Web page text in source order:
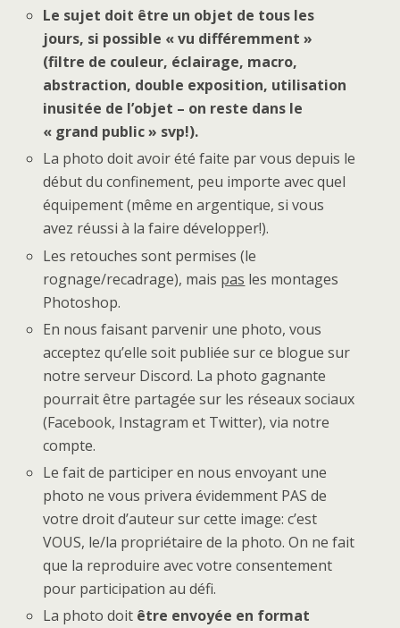
Le sujet doit être un objet de tous les
jours, si possible « vu différemment »
(filtre de couleur, éclairage, macro,
abstraction, double exposition, utilisation
inusitée de l’objet – on reste dans le
« grand public » svp!).
La photo doit avoir été faite par vous depuis le
début du confinement, peu importe avec quel
équipement (même en argentique, si vous
avez réussi à la faire développer!).
Les retouches sont permises (le
rognage/recadrage), mais pas les montages
Photoshop.
En nous faisant parvenir une photo, vous
acceptez qu’elle soit publiée sur ce blogue sur
notre serveur Discord. La photo gagnante
pourrait être partagée sur les réseaux sociaux
(Facebook, Instagram et Twitter), via notre
compte.
Le fait de participer en nous envoyant une
photo ne vous privera évidemment PAS de
votre droit d’auteur sur cette image: c’est
VOUS, le/la propriétaire de la photo. On ne fait
que la reproduire avec votre consentement
pour participation au défi.
La photo doit être envoyée en format